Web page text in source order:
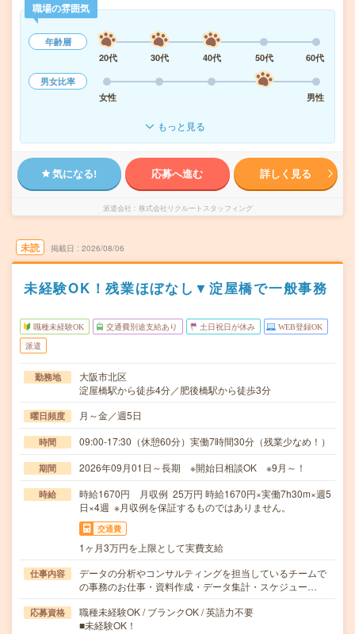
職場の雰囲気
年齢層
20代
30代 40代 50代
60代
男女比率
女性
男性
もっと見る
気になる! 応募へ進む 詳しく見る
派遣会社 株式会社リクルートスタッフィング
未読 掲載日 2026/08/06
未経験OK！残業ほぼなし▼淀屋橋で一般事務
職種未経験OK 交通費別途支給あり 土日祝日が休み WEB登録OK
派遣
勤務地
大阪市北区
淀屋橋駅から徒歩4分／肥後橋駅から徒歩3分
曜日頻度 月～金／週5日
時間 09:00-17:30（休憩60分）実働7時間30分（残業少なめ！）
期間 2026年09月01日～長期 ※開始日相談OK ※9月～！
時給
時給1670円 月収例 25万円 時給1670円×実働7h30m×週5
日×4週 ※月収例を保証するものではありません。
交通費
1ヶ月3万円を上限として実費支給
仕事内容
データの分析やコンサルティングを担当しているチームで
の事務のお仕事・資料作成・データ集計・スケジュー…
応募資格
職種未経験OK / ブランクOK / 英語力不要
■未経験OK！